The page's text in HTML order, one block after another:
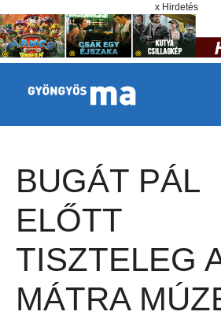
x Hirdetés
BUGÁT PÁL
ELŐTT
TISZTELEG
MÁTRA